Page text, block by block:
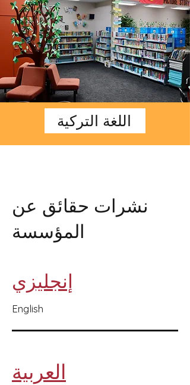
اللغة التركية
نشرات حقائق عن
المؤسسة
إنجليزي
English
العربية